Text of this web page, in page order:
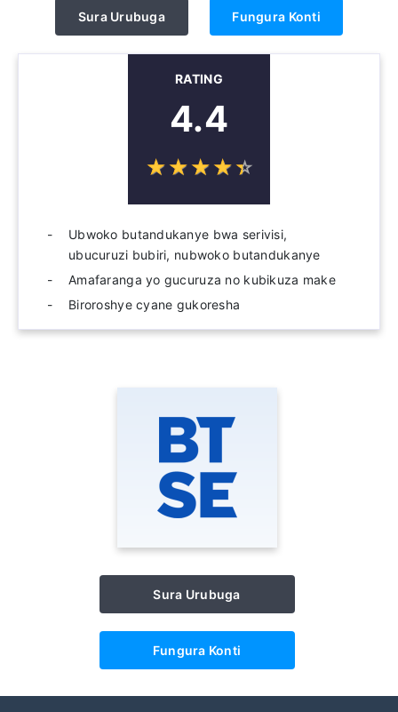
Sura Urubuga Fungura Konti
RATING
4.4
☆☆☆☆☆
★★★★★
Ubwoko butandukanye bwa serivisi,
ubucuruzi bubiri, nubwoko butandukanye
Amafaranga yo gucuruza no kubikuza make
Biroroshye cyane gukoresha
Sura Urubuga
Fungura Konti